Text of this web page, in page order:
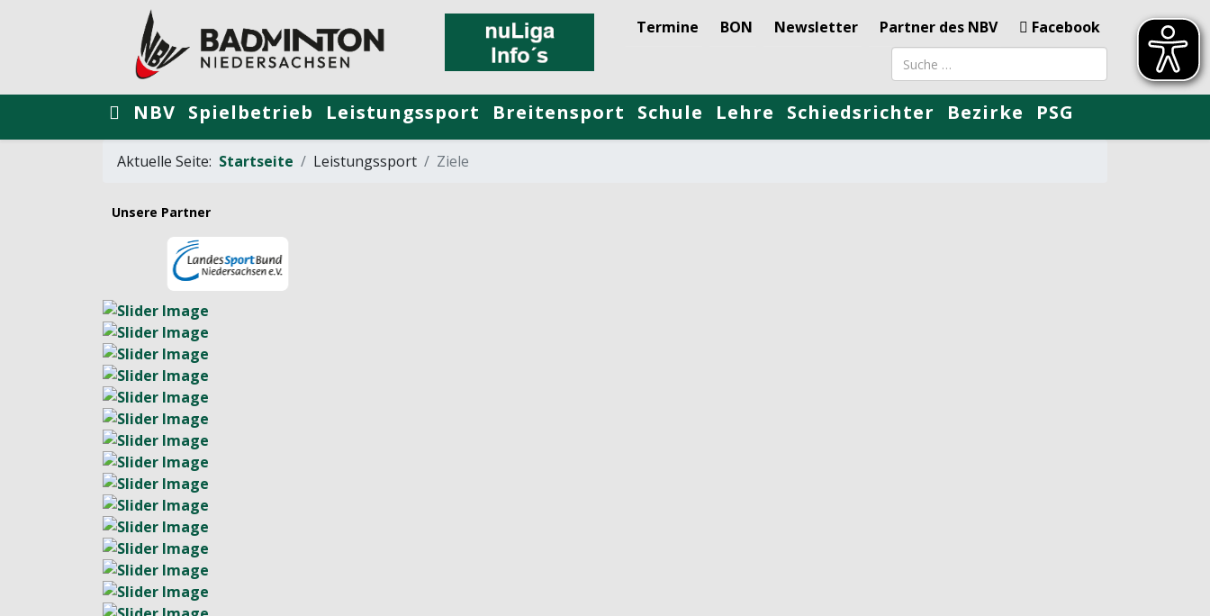
Termine BON Newsletter Partner des NBV
Facebook
Suchbegriff
NBV Spielbetrieb Leistungssport Breitensport Schule Lehre Schiedsrichter Bezirke PSG
Aktuelle Seite: Startseite Leistungssport Ziele
Unsere Partner